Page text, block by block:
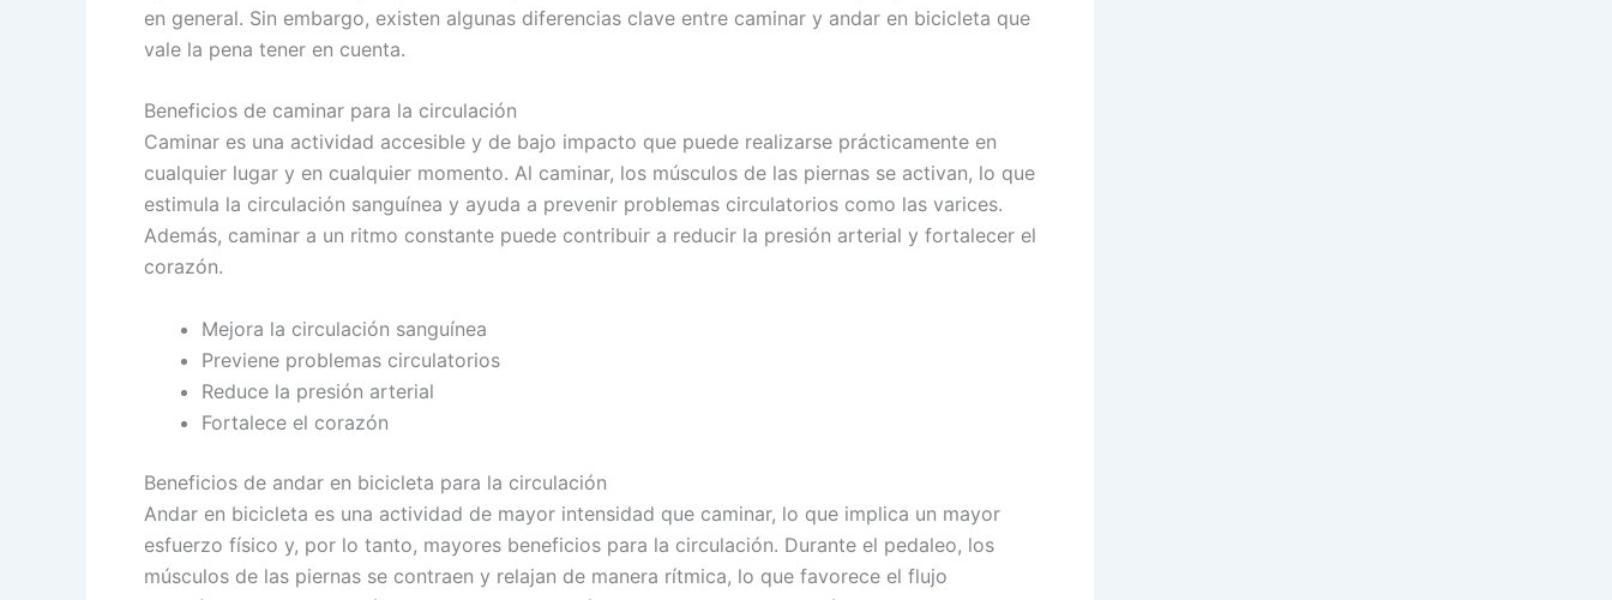
en general. Sin embargo, existen algunas diferencias clave entre caminar y andar en bicicleta que
vale la pena tener en cuenta.
Beneficios de caminar para la circulación
Caminar es una actividad accesible y de bajo impacto que puede realizarse prácticamente en
cualquier lugar y en cualquier momento. Al caminar, los músculos de las piernas se activan, lo que
estimula la circulación sanguínea y ayuda a prevenir problemas circulatorios como las varices.
Además, caminar a un ritmo constante puede contribuir a reducir la presión arterial y fortalecer el
corazón.
Mejora la circulación sanguínea
Previene problemas circulatorios
Reduce la presión arterial
Fortalece el corazón
Beneficios de andar en bicicleta para la circulación
Andar en bicicleta es una actividad de mayor intensidad que caminar, lo que implica un mayor
esfuerzo físico y, por lo tanto, mayores beneficios para la circulación. Durante el pedaleo, los
músculos de las piernas se contraen y relajan de manera rítmica, lo que favorece el flujo